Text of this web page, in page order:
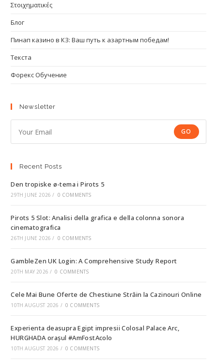
Στοιχηματικές
Блог
Пинап казино в КЗ: Ваш путь к азартным победам!
Текста
Форекс Обучение
Newsletter
GO
Recent Posts
Den tropiske ø-tema i Pirots 5
29TH JUNE 2026 / 0 COMMENTS
Pirots 5 Slot: Analisi della grafica e della colonna sonora
cinematografica
26TH JUNE 2026 / 0 COMMENTS
GambleZen UK Login: A Comprehensive Study Report
20TH MAY 2026 / 0 COMMENTS
Cele Mai Bune Oferte de Chestiune Străin la Cazinouri Online
10TH AUGUST 2026 / 0 COMMENTS
Experienta deasupra Egipt impresii Colosal Palace Arc,
HURGHADA orașul #AmFostAcolo
10TH AUGUST 2026 / 0 COMMENTS